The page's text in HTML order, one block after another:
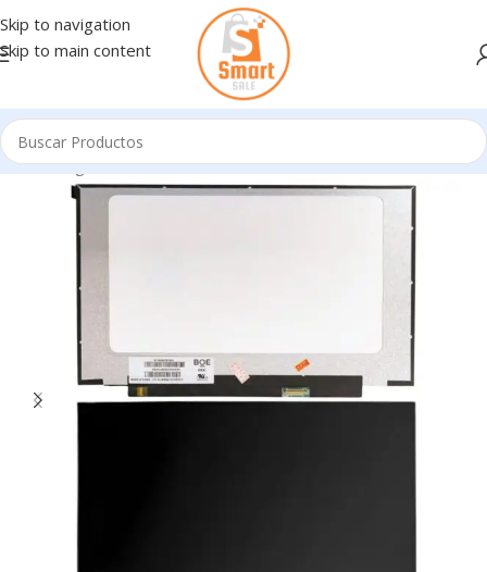
Skip to navigation
Skip to main content
Inicio/Ingresando